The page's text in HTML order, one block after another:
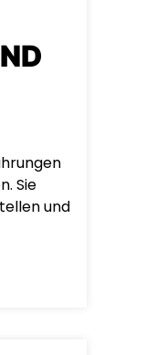
Sie
und